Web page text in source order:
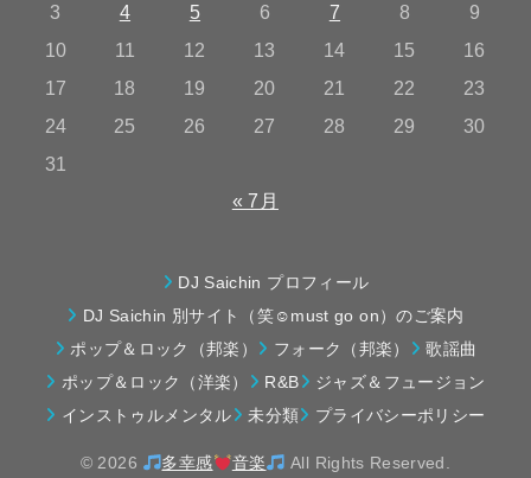
3
4 5 6 7 8
9
10
11 12 13 14 15
16
17
18 19 20 21 22
23
24
25 26 27 28 29
30
31
« 7月
DJ Saichin プロフィール
DJ Saichin 別サイト（笑☺must go on）のご案内
ポップ＆ロック（邦楽）
フォーク（邦楽）
歌謡曲
ポップ＆ロック（洋楽）
R&B
ジャズ＆フュージョン
インストゥルメンタル
未分類 プライバシーポリシー
© 2026 多幸感 音楽 All Rights Reserved.